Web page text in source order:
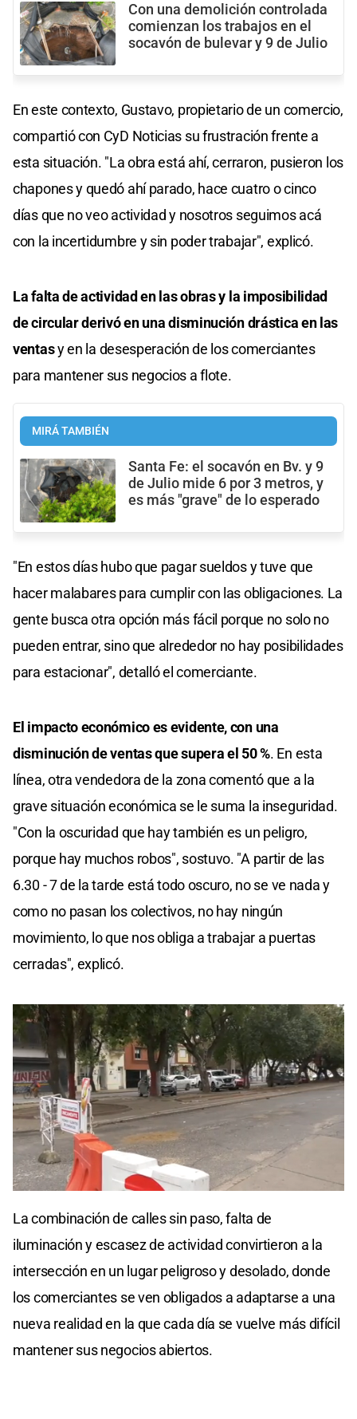
Con una demolición controlada
comienzan los trabajos en el
socavón de bulevar y 9 de Julio
En este contexto, Gustavo, propietario de un comercio,
compartió con CyD Noticias su frustración frente a
esta situación. "La obra está ahí, cerraron, pusieron los
chapones y quedó ahí parado, hace cuatro o cinco
días que no veo actividad y nosotros seguimos acá
con la incertidumbre y sin poder trabajar", explicó.
La falta de actividad en las obras y la imposibilidad
de circular derivó en una disminución drástica en las
ventasy en la desesperación de los comerciantes
para mantener sus negocios a flote.
MIRÁ TAMBIÉN
Santa Fe: el socavón en Bv. y 9
de Julio mide 6 por 3 metros, y
es más "grave" de lo esperado
"En estos días hubo que pagar sueldos y tuve que
hacer malabares para cumplir con las obligaciones. La
gente busca otra opción más fácil porque no solo no
pueden entrar, sino que alrededor no hay posibilidades
para estacionar", detalló el comerciante.
El impacto económico es evidente, con una
disminución de ventas que supera el 50 %. En esta
línea, otra vendedora de la zona comentó que a la
grave situación económica se le suma la inseguridad.
"Con la oscuridad que hay también es un peligro,
porque hay muchos robos", sostuvo. "A partir de las
6.30 - 7 de la tarde está todo oscuro, no se ve nada y
como no pasan los colectivos, no hay ningún
movimiento, lo que nos obliga a trabajar a puertas
cerradas", explicó.
of
seconds
La combinación de calles sin paso, falta de
iluminación y escasez de actividad convirtieron a la
intersección en un lugar peligroso y desolado, donde
los comerciantes se ven obligados a adaptarse a una
nueva realidad en la que cada día se vuelve más difícil
mantener sus negocios abiertos.